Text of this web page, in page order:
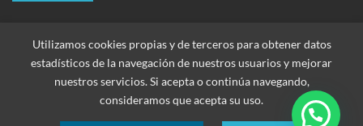
Utilizamos cookies propias y de terceros para obtener datos
estadísticos de la navegación de nuestros usuarios y mejorar
nuestros servicios. Si acepta o continúa navegando,
consideramos que acepta su uso.